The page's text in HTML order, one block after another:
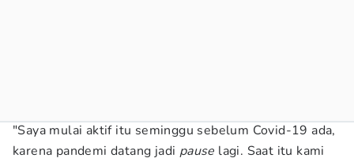
"Saya mulai aktif itu seminggu sebelum Covid-19 ada,
karena pandemi datang jadi pause lagi. Saat itu kami